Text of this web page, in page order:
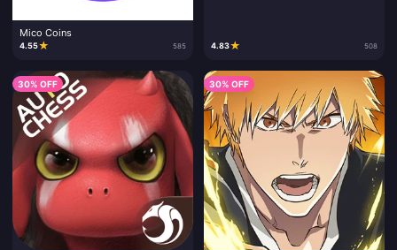
Mico Coins
4.55★ 585 4.83★ 508
30% OFF 30% OFF